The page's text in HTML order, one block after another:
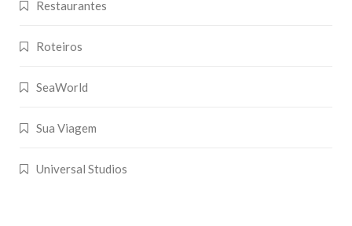
Restaurantes
Roteiros
SeaWorld
Sua Viagem
Universal Studios